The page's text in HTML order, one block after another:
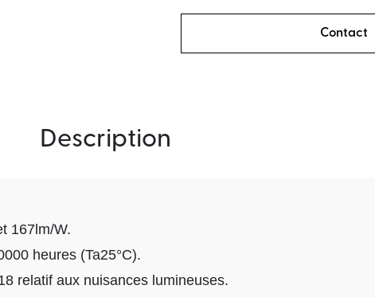
Contact
Description
167lm/W.
heures (Ta25°C).
relatif aux nuisances lumineuses.